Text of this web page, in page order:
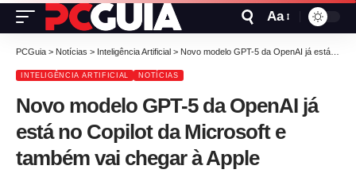
Aa
PCGuia > Notícias > Inteligência Artificial > Novo modelo GPT-5 da OpenAI já está no Copilot da Microsoft e também vai chegar à Apple
INTELIGÊNCIA ARTIFICIAL NOTÍCIAS
Novo modelo GPT-5 da OpenAI já
está no Copilot da Microsoft e
também vai chegar à Apple